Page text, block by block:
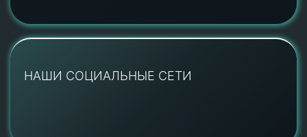
НАШИ СОЦИАЛЬНЫЕ СЕТИ